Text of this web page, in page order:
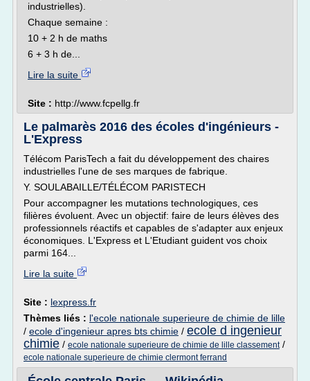
industrielles).
Chaque semaine :
10 + 2 h de maths
6 + 3 h de...
Lire la suite
Site : http://www.fcpellg.fr
Le palmarès 2016 des écoles d'ingénieurs -
L'Express
Télécom ParisTech a fait du développement des chaires
industrielles l'une de ses marques de fabrique.
Y. SOULABAILLE/TÉLÉCOM PARISTECH
Pour accompagner les mutations technologiques, ces
filières évoluent. Avec un objectif: faire de leurs élèves des
professionnels réactifs et capables de s'adapter aux enjeux
économiques. L'Express et L'Etudiant guident vos choix
parmi 164...
Lire la suite
Site : lexpress.fr
Thèmes liés : l'ecole nationale superieure de chimie de lille
/ ecole d'ingenieur apres bts chimie / ecole d ingenieur
chimie / ecole nationale superieure de chimie de lille classement/
ecole nationale superieure de chimie clermont ferrand